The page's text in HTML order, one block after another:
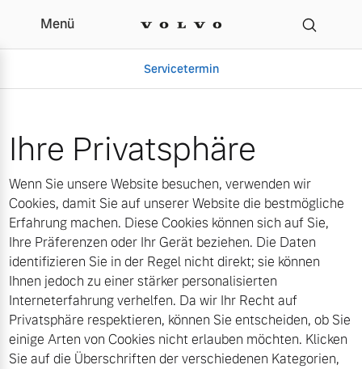
Cookies | Autogalerie
Menü
Servicetermin
Aktuelle Zubehörangebote
Gebrauchtwagen
Über uns
Unser Team
Ihre Privatsphäre
Wenn Sie unsere Website besuchen, verwenden wir
Cookies, damit Sie auf unserer Website die bestmögliche
Erfahrung machen. Diese Cookies können sich auf Sie,
Ihre Präferenzen oder Ihr Gerät beziehen. Die Daten
identifizieren Sie in der Regel nicht direkt; sie können
Ihnen jedoch zu einer stärker personalisierten
Interneterfahrung verhelfen. Da wir Ihr Recht auf
Privatsphäre respektieren, können Sie entscheiden, ob Sie
einige Arten von Cookies nicht erlauben möchten. Klicken
Sie auf die Überschriften der verschiedenen Kategorien,